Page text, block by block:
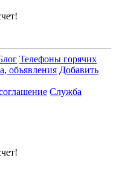
Телефоны горячих
объявления Добавить
Служба